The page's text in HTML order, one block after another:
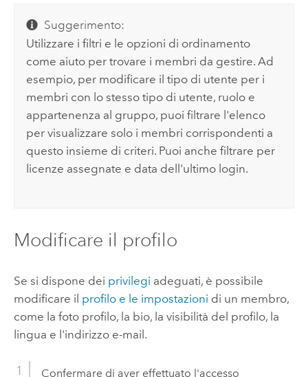
Suggerimento:
Utilizzare i filtri e le opzioni di ordinamento
come aiuto per trovare i membri da gestire. Ad
esempio, per modificare il tipo di utente per i
membri con lo stesso tipo di utente, ruolo e
appartenenza al gruppo, puoi filtrare l'elenco
per visualizzare solo i membri corrispondenti a
questo insieme di criteri. Puoi anche filtrare per
licenze assegnate e data dell'ultimo login.
Modificare il profilo
Se si dispone dei privilegi adeguati, è possibile
modificare il profilo e le impostazioni di un membro,
come la foto profilo, la bio, la visibilità del profilo, la
lingua e l'indirizzo e-mail.
Confermare di aver effettuato l'accesso